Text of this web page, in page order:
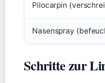
Pilocarpin
Nasenspray
Schritte zur